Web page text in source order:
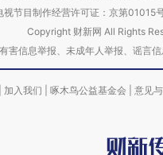
视节目制作经营许可证：京第01015
Copyright 财新网 All Rights
害信息举报、未成年人举报、谣
加入我们 啄木鸟公益基金会 意见